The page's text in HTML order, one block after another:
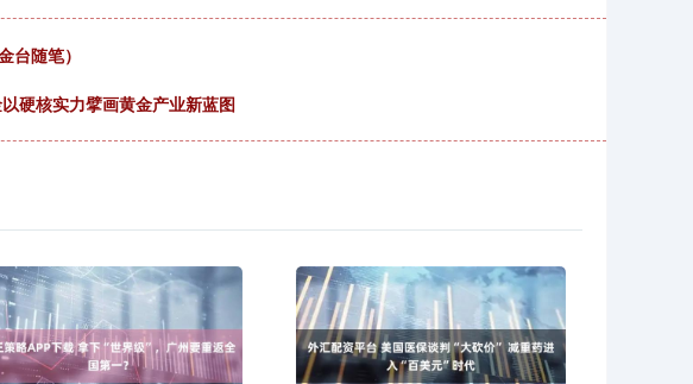
台随笔）
硬核实力擘画黄金产业新蓝图